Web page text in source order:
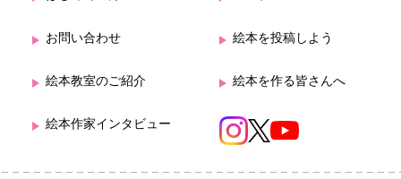
お問い合わせ 絵本を投稿しよう
絵本教室のご紹介 絵本を作る皆さんへ
絵本作家インタビュー